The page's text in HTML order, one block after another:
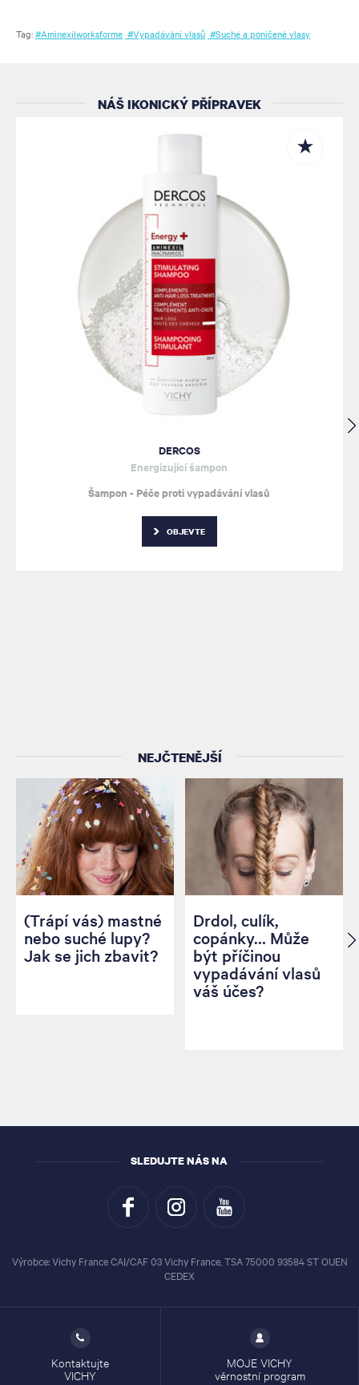
Tag:#Aminexilworksforme #Vypadávání vlasů #Suché a poničené vlasy
NÁŠ IKONICKÝ PŘÍPRAVEK
DERCOS
Energizující šampon
Šampon - Péče proti vypadávání vlasů
OBJEVTE
NEJČTENĚJŠÍ
(Trápí vás) mastné
nebo suché lupy?
Jak se jich zbavit?
Drdol, culík,
copánky… Může
být příčinou
vypadávání vlasů
váš účes?
SLEDUJTE NÁS NA
Výrobce: Vichy France CAI/CAF 03 Vichy France, TSA 75000 93584 ST OUEN
CEDEX
Kontaktujte
VICHY
MOJE VICHY
věrnostní program